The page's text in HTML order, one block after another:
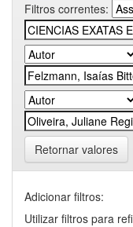
Filtros correntes:
Retornar valores
Adicionar filtros:
Utilizar filtros para